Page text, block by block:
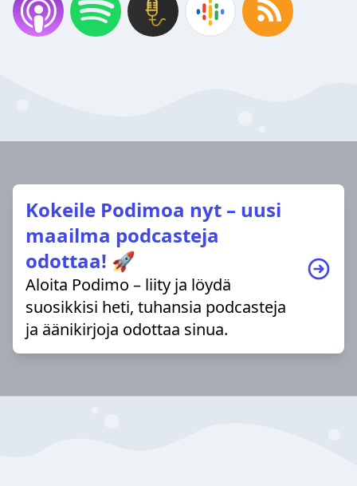
Kokeile Podimoa nyt – uusi
maailma podcasteja
odottaa! 🚀
Aloita Podimo – liity ja löydä
suosikkisi heti, tuhansia podcasteja
ja äänikirjoja odottaa sinua.